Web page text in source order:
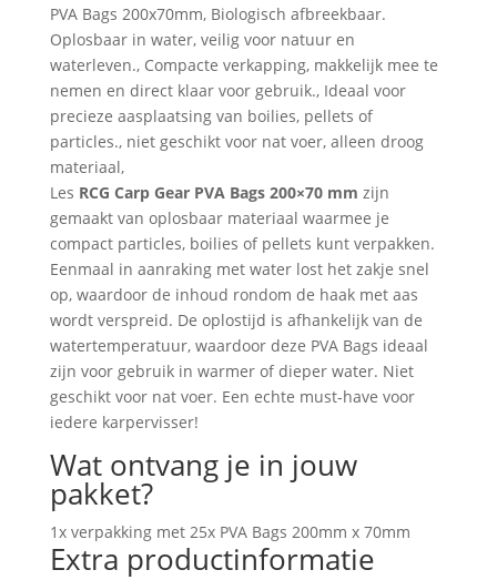
PVA Bags 200x70mm, Biologisch afbreekbaar.
Oplosbaar in water, veilig voor natuur en
waterleven., Compacte verkapping, makkelijk mee te
nemen en direct klaar voor gebruik., Ideaal voor
precieze aasplaatsing van boilies, pellets of
particles., niet geschikt voor nat voer, alleen droog
materiaal,
Les RCG Carp Gear PVA Bags 200×70 mm zijn
gemaakt van oplosbaar materiaal waarmee je
compact particles, boilies of pellets kunt verpakken.
Eenmaal in aanraking met water lost het zakje snel
op, waardoor de inhoud rondom de haak met aas
wordt verspreid. De oplostijd is afhankelijk van de
watertemperatuur, waardoor deze PVA Bags ideaal
zijn voor gebruik in warmer of dieper water. Niet
geschikt voor nat voer. Een echte must-have voor
iedere karpervisser!
Wat ontvang je in jouw
pakket?
1x verpakking met 25x PVA Bags 200mm x 70mm
Extra productinformatie